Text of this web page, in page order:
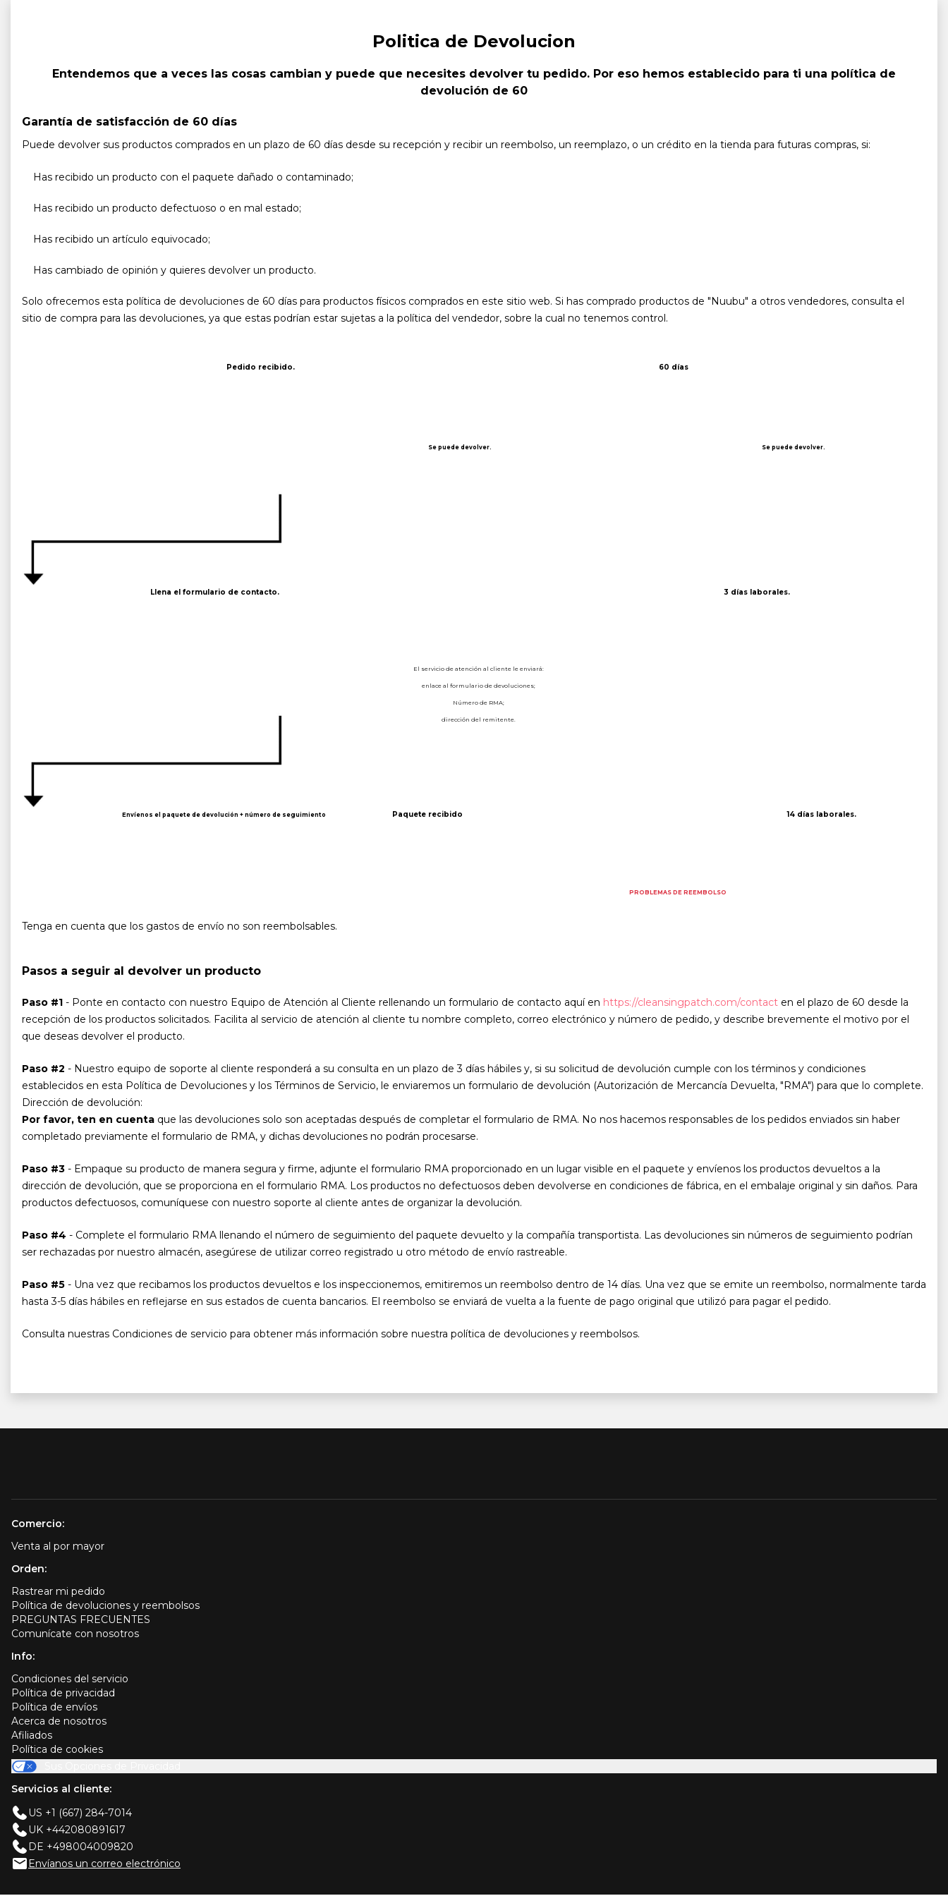
Politica de Devolucion
Entendemos que a veces las cosas cambian y puede que necesites devolver tu pedido. Por eso hemos establecido para ti una política de
devolución de 60
Garantía de satisfacción de 60 días
Puede devolver sus productos comprados en un plazo de 60 días desde su recepción y recibir un reembolso, un reemplazo, o un crédito en la tienda para futuras compras, si:
Has recibido un producto con el paquete dañado o contaminado;
Has recibido un producto defectuoso o en mal estado;
Has recibido un artículo equivocado;
Has cambiado de opinión y quieres devolver un producto.
Solo ofrecemos esta política de devoluciones de 60 días para productos físicos comprados en este sitio web. Si has comprado productos de "Nuubu" a otros vendedores, consulta el
sitio de compra para las devoluciones, ya que estas podrían estar sujetas a la política del vendedor, sobre la cual no tenemos control.
Pedido recibido. 60 días
Se puede devolver. Se puede devolver.
Llena el formulario de contacto. 3 días laborales.
El servicio de atención al cliente le enviará:
enlace al formulario de devoluciones;
Número de RMA;
dirección del remitente.
Envíenos el paquete de devolución + número de seguimiento Paquete recibido 14 días laborales.
PROBLEMAS DE REEMBOLSO
Tenga en cuenta que los gastos de envío no son reembolsables.
Pasos a seguir al devolver un producto
Paso #1 - Ponte en contacto con nuestro Equipo de Atención al Cliente rellenando un formulario de contacto aquí en https://cleansingpatch.com/contact en el plazo de 60 desde la
recepción de los productos solicitados. Facilita al servicio de atención al cliente tu nombre completo, correo electrónico y número de pedido, y describe brevemente el motivo por el
que deseas devolver el producto.
Paso #2 - Nuestro equipo de soporte al cliente responderá a su consulta en un plazo de 3 días hábiles y, si su solicitud de devolución cumple con los términos y condiciones
establecidos en esta Política de Devoluciones y los Términos de Servicio, le enviaremos un formulario de devolución (Autorización de Mercancía Devuelta, "RMA") para que lo complete.
Dirección de devolución:
Por favor, ten en cuenta que las devoluciones solo son aceptadas después de completar el formulario de RMA. No nos hacemos responsables de los pedidos enviados sin haber
completado previamente el formulario de RMA, y dichas devoluciones no podrán procesarse.
Paso #3 - Empaque su producto de manera segura y firme, adjunte el formulario RMA proporcionado en un lugar visible en el paquete y envíenos los productos devueltos a la
dirección de devolución, que se proporciona en el formulario RMA. Los productos no defectuosos deben devolverse en condiciones de fábrica, en el embalaje original y sin daños. Para
productos defectuosos, comuníquese con nuestro soporte al cliente antes de organizar la devolución.
Paso #4 - Complete el formulario RMA llenando el número de seguimiento del paquete devuelto y la compañía transportista. Las devoluciones sin números de seguimiento podrían
ser rechazadas por nuestro almacén, asegúrese de utilizar correo registrado u otro método de envío rastreable.
Paso #5 - Una vez que recibamos los productos devueltos e los inspeccionemos, emitiremos un reembolso dentro de 14 días. Una vez que se emite un reembolso, normalmente tarda
hasta 3-5 días hábiles en reflejarse en sus estados de cuenta bancarios. El reembolso se enviará de vuelta a la fuente de pago original que utilizó para pagar el pedido.
Consulta nuestras Condiciones de servicio para obtener más información sobre nuestra política de devoluciones y reembolsos.
Comercio:
Venta al por mayor
Orden:
Rastrear mi pedido
Política de devoluciones y reembolsos
PREGUNTAS FRECUENTES
Comunícate con nosotros
Info:
Condiciones del servicio
Política de privacidad
Política de envíos
Acerca de nosotros
Afiliados
Política de cookies
Servicios al cliente:
US +1 (667) 284-7014
UK +442080891617
DE +498004009820
Envíanos un correo electrónico